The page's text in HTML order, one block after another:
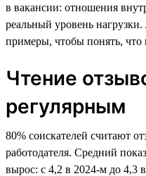
в вакансии: отношения
реальный уровень
примеры, чтобы понять, что
Чтение
регулярным
80% соискателей считают
работодателя. Средний
вырос: с 4,2 в 2024-м до 4,3